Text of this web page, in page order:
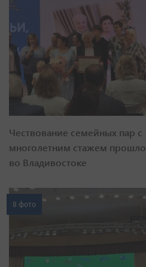
Чествование семейных пар с
многолетним стажем прошло
во Владивостоке
8 фото